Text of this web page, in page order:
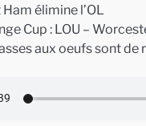
élimine l’OL
Cup : LOU –
aux oeufs sont de